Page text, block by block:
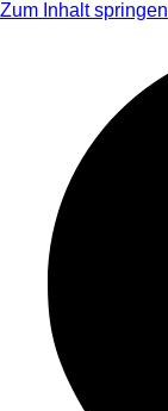
Zum Inhalt springen